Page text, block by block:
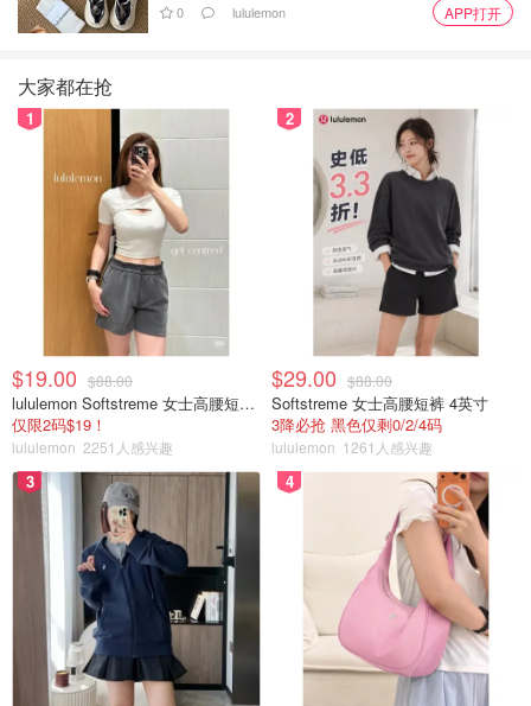
小包的外部，呈梯形模样，可同已有的墨镜搭配，携带随
意、稳重低调，最中意的是圆形金属环扣，设计特别并且有
安全感，包里贴近身体的方向，有个小兜儿。
0 lululemon APP打开
大家都在抢
1
$19.00 $88.00
lululemon Softstreme 女士高腰短裤 10cm
仅限2码$19！
lululemon 2251人感兴趣
2
$29.00 $88.00
Softstreme 女士高腰短裤 4英寸
3降必抢 黑色仅剩0/2/4码
lululemon 1261人感兴趣
3 4